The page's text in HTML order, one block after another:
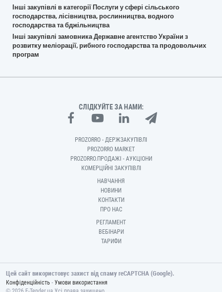
Інші закупівлі в категорії Послуги у сфері сільського
господарства, лісівництва, рослинництва, водного
господарства та бджільництва
Інші закупівлі замовника Державне агентство України з
розвитку меліорації, рибного господарства та продовольчих
програм
СЛІДКУЙТЕ ЗА НАМИ:
PROZORRO - ДЕРЖЗАКУПІВЛІ
PROZORRO MARKET
PROZORRO.ПРОДАЖІ - АУКЦІОНИ
КОМЕРЦІЙНІ ЗАКУПІВЛІ
НАВЧАННЯ
НОВИНИ
КОНТАКТИ
ПРО НАС
РЕГЛАМЕНТ
ВЕБІНАРИ
ТАРИФИ
Цей сайт використовує захист від спаму reCAPTCHA (Google).
Конфіденційність - Умови використання